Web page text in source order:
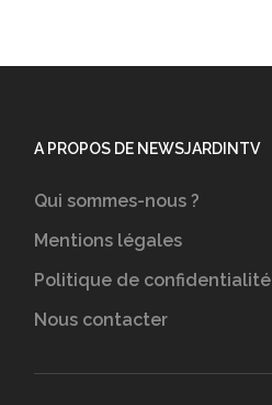
A PROPOS DE NEWSJARDINTV
Qui sommes-nous ?
Mentions légales
Politique de confidentialité
Nous contacter